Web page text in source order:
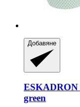
Добавяне
ESKADRON
green